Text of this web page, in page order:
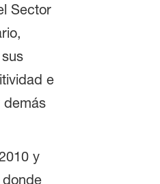
Sector
e
demás
y